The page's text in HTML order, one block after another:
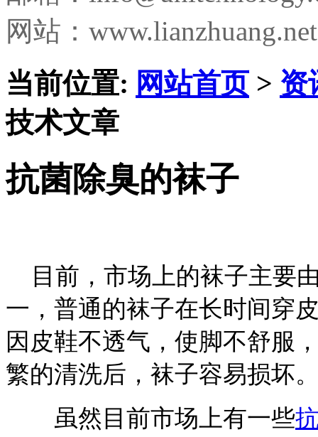
网站：www.lianzhuang.net
当前位置: 网站首页> 资
技术文章
抗菌除臭的袜子
目前，市场上的袜子主要
一，普通的袜子在长时间穿
因皮鞋不透气，使脚不舒服
繁的清洗后，袜子容易损坏
虽然目前市场上有一些